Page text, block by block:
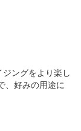
ングをより楽し
、好みの用途に